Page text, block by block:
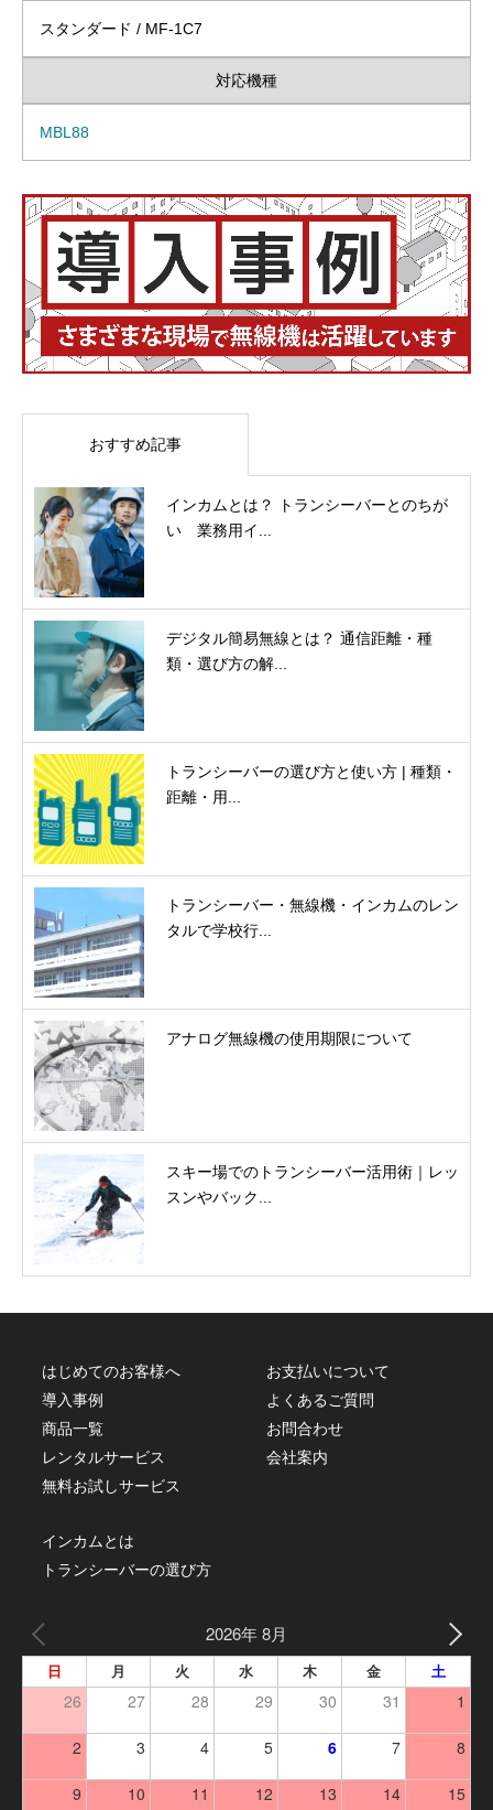
スタンダード / MF-1C7
対応機種
MBL88
おすすめ記事
インカムとは？ トランシーバーとのちが
い 業務用イ...
デジタル簡易無線とは？ 通信距離・種
類・選び方の解...
トランシーバーの選び方と使い方 | 種類・
距離・用...
トランシーバー・無線機・インカムのレン
タルで学校行...
アナログ無線機の使用期限について
スキー場でのトランシーバー活用術｜レッ
スンやバック...
はじめてのお客様へ
導入事例
商品一覧
レンタルサービス
無料お試しサービス
お支払いについて
よくあるご質問
お問合わせ
会社案内
インカムとは
トランシーバーの選び方
2026年 8月
日 月 火 水 木 金 土
26 27 28 29 30 31 1
2 3 4 5 6 7 8
9 10 11 12 13 14 15